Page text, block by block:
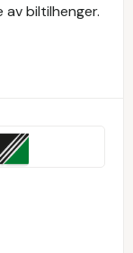
av biltilhenger.